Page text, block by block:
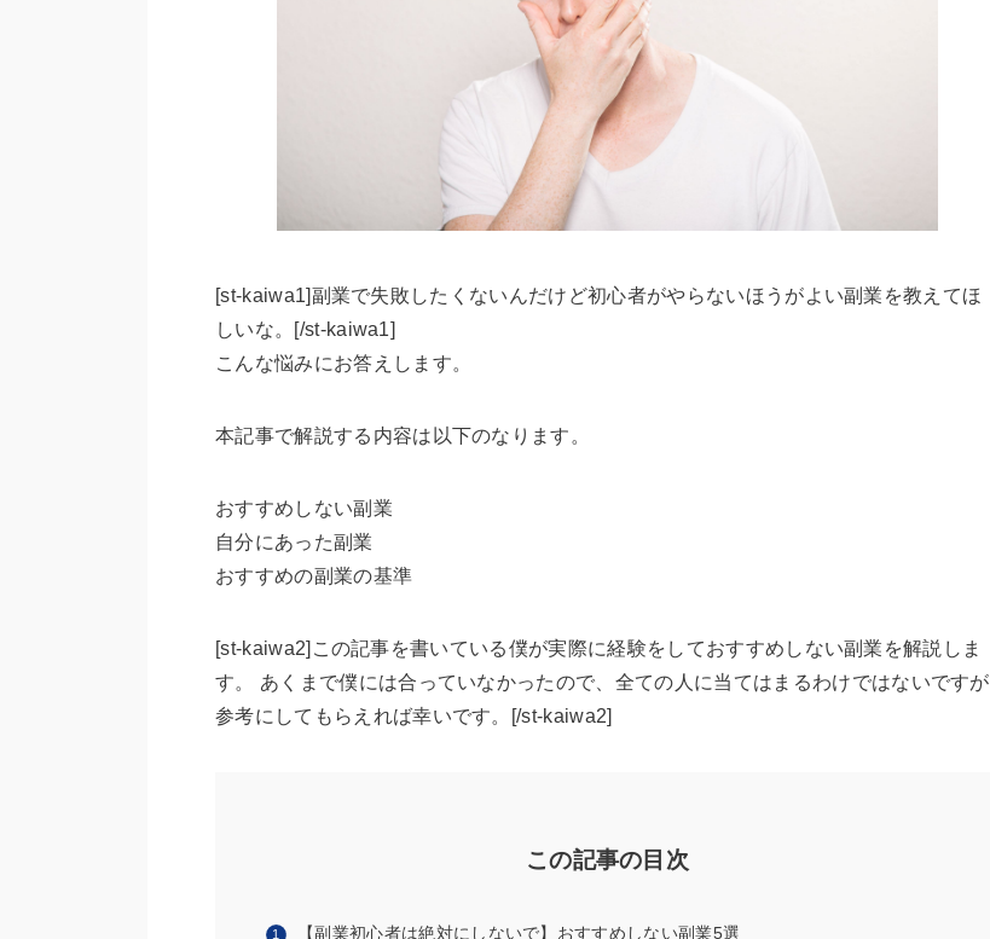
[st-kaiwa1]副業で失敗したくないんだけど初心者がやらないほうがよい副業を教えてほ
しいな。[/st-kaiwa1]
こんな悩みにお答えします。
本記事で解説する内容は以下のなります。
おすすめしない副業
自分にあった副業
おすすめの副業の基準
[st-kaiwa2]この記事を書いている僕が実際に経験をしておすすめしない副業を解説しま
す。 あくまで僕には合っていなかったので、全ての人に当てはまるわけではないですが
参考にしてもらえれば幸いです。[/st-kaiwa2]
この記事の目次
【副業初心者は絶対にしないで】おすすめしない副業5選